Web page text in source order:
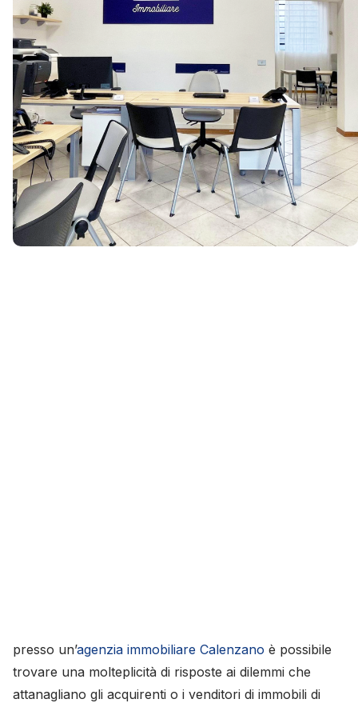
presso un’agenzia immobiliare Calenzano è possibile
trovare una molteplicità di risposte ai dilemmi che
attanagliano gli acquirenti o i venditori di immobili di